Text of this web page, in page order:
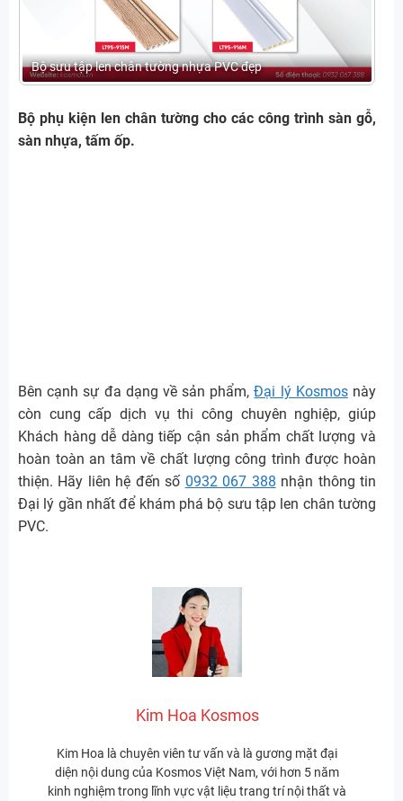
Bộ sưu tập len chân tường nhựa PVC đẹp
Bộ phụ kiện len chân tường cho các công trình sàn gỗ,
sàn nhựa, tấm ốp.
Bên cạnh sự đa dạng về sản phẩm,Đại lý Kosmosnày
còn cung cấp dịch vụ thi công chuyên nghiệp, giúp
Khách hàng dễ dàng tiếp cận sản phẩm chất lượng và
hoàn toàn an tâm về chất lượng công trình được hoàn
thiện. Hãy liên hệ đến số 0932 067 388 nhận thông tin
Đại lý gần nhất để khám phá bộ sưu tập len chân tường
PVC.
Kim Hoa Kosmos
Kim Hoa là chuyên viên tư vấn và là gương mặt đại
diện nội dung của Kosmos Việt Nam, với hơn 5 năm
kinh nghiệm trong lĩnh vực vật liệu trang trí nội thất và